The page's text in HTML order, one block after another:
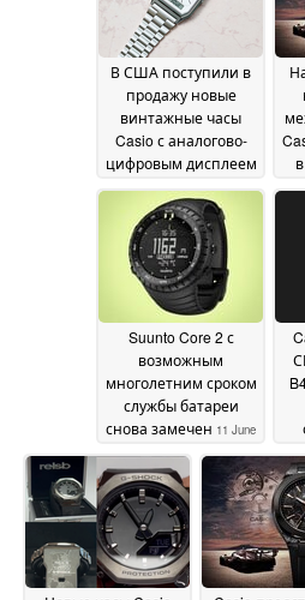
June 2026
В США поступили в
продажу новые
винтажные часы
Casio с аналогово-
цифровым дисплеем
серебристого цвета
16 June 2026
Suunto Core 2 с
возможным
многолетним сроком
службы батареи
снова замечен 11 June
2026